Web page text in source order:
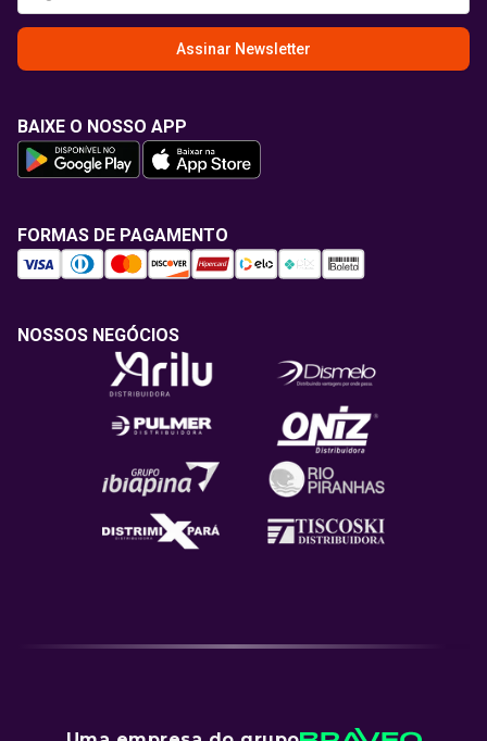
Assinar Newsletter
BAIXE O NOSSO APP
FORMAS DE PAGAMENTO
NOSSOS NEGÓCIOS